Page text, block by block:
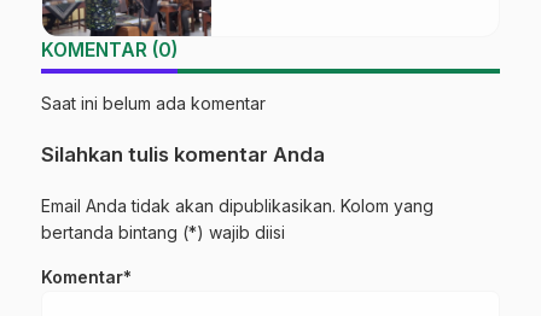
KOMENTAR (0)
Saat ini belum ada komentar
Silahkan tulis komentar Anda
Email Anda tidak akan dipublikasikan. Kolom yang
bertanda bintang (*) wajib diisi
Komentar*